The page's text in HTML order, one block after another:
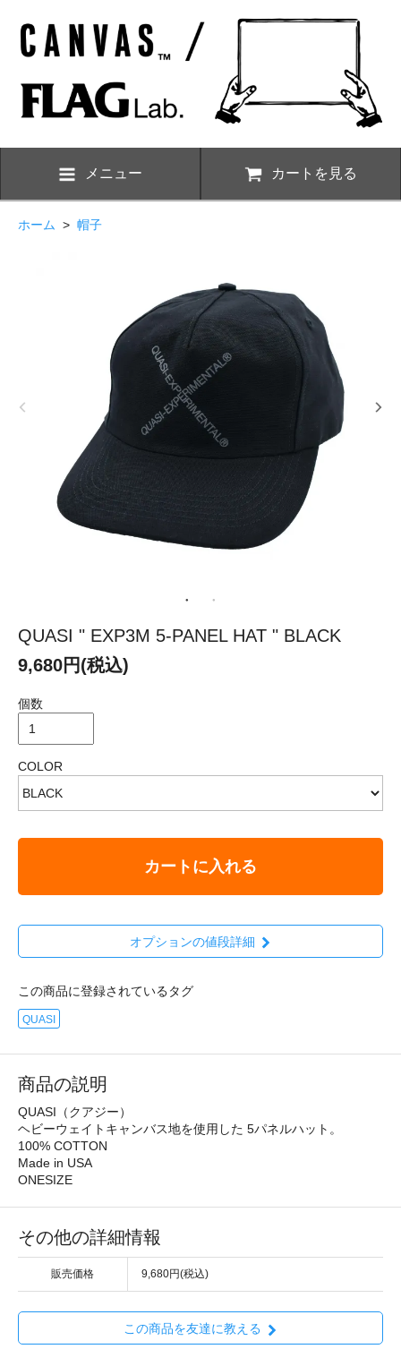
メニュー カートを見る
ホーム > 帽子
QUASI " EXP3M 5-PANEL HAT " BLACK
9,680円(税込)
個数
COLOR
カートに入れる
オプションの値段詳細
この商品に登録されているタグ
QUASI
商品の説明
QUASI（クアジー）
ヘビーウェイトキャンバス地を使用した 5パネルハット。
100% COTTON
Made in USA
ONESIZE
その他の詳細情報
販売価格 9,680円(税込)
この商品を友達に教える